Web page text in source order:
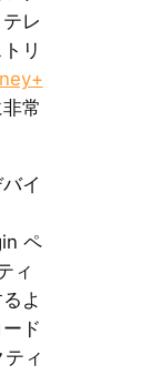
レ
リ
常
イ
ペ
ィ
よ
ド
ィ